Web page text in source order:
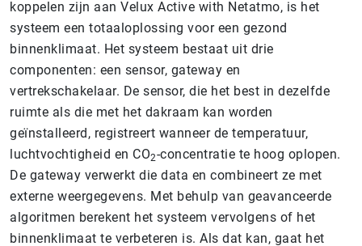
koppelen zijn aan Velux Active with Netatmo, is het
systeem een totaaloplossing voor een gezond
binnenklimaat. Het systeem bestaat uit drie
componenten: een sensor, gateway en
vertrekschakelaar. De sensor, die het best in dezelfde
ruimte als die met het dakraam kan worden
geïnstalleerd, registreert wanneer de temperatuur,
luchtvochtigheid en CO2-concentratie te hoog oplopen.
De gateway verwerkt die data en combineert ze met
externe weergegevens. Met behulp van geavanceerde
algoritmen berekent het systeem vervolgens of het
binnenklimaat te verbeteren is. Als dat kan, gaat het